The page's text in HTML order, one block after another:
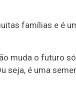
famílias e é
muda o futuro só
seja, é uma